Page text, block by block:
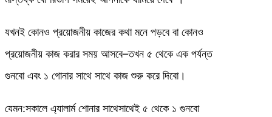
যখনই কোনও প্রয়োজনীয় কাজের কথা মনে পড়বে বা কোনও
প্রয়োজনীয় কাজ করার সময় আসবে–তখন ৫ থেকে এক পর্যন্ত
গুনবো এবং ১ গোনার সাথে সাথে কাজ শুরু করে দিবো।
যেমন:সকালে এ্যালার্ম শোনার সাথেসাথেই ৫ থেকে ১ গুনবো